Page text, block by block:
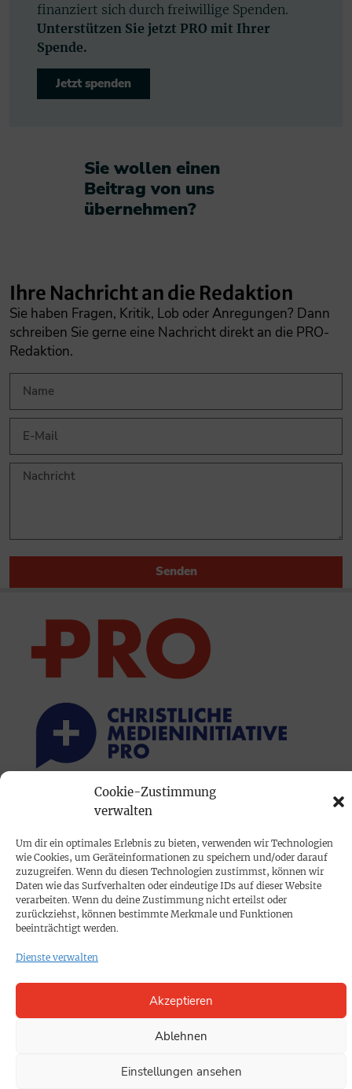
Cookie-Zustimmung
verwalten
Um dir ein optimales Erlebnis zu bieten, verwenden wir Technologien
wie Cookies, um Geräteinformationen zu speichern und/oder darauf
zuzugreifen. Wenn du diesen Technologien zustimmst, können wir
Daten wie das Surfverhalten oder eindeutige IDs auf dieser Website
verarbeiten. Wenn du deine Zustimmung nicht erteilst oder
zurückziehst, können bestimmte Merkmale und Funktionen
beeinträchtigt werden.
Dienste verwalten
Akzeptieren
Ablehnen
Einstellungen ansehen
finanziert sich durch freiwillige Spenden.
Unterstützen Sie jetzt PRO mit Ihrer
Spende.
Jetzt spenden
Sie wollen einen
Beitrag von uns
übernehmen?​
Ihre Nachricht an die Redaktion
Sie haben Fragen, Kritik, Lob oder Anregungen? Dann
schreiben Sie gerne eine Nachricht direkt an die PRO-
Redaktion.
Senden
PRINTAUSGABE
Mediadaten
PROKOMPAKT
Impressum
SPENDEN
KONTAKT